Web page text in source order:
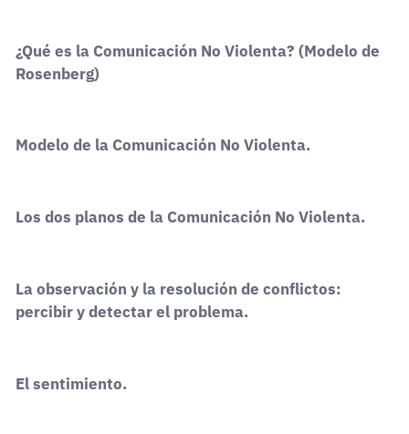
¿Qué es la Comunicación No Violenta? (Modelo de
Rosenberg)
Modelo de la Comunicación No Violenta.
Los dos planos de la Comunicación No Violenta.
La observación y la resolución de conflictos:
percibir y detectar el problema.
El sentimiento.